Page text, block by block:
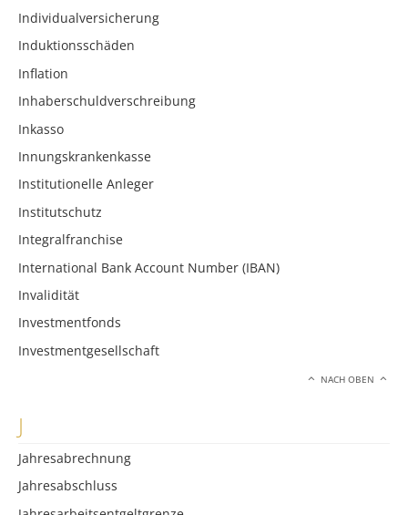
Individualversicherung
Induktionsschäden
Inflation
Inhaberschuldverschreibung
Inkasso
Innungskrankenkasse
Institutionelle Anleger
Institutschutz
Integralfranchise
International Bank Account Number (IBAN)
Invalidität
Investmentfonds
Investmentgesellschaft
NACH OBEN
J
Jahresabrechnung
Jahresabschluss